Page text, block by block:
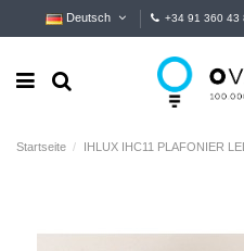
Deutsch +34 91 360 43
Startseite IHLUX IHC11 PLAFONIER